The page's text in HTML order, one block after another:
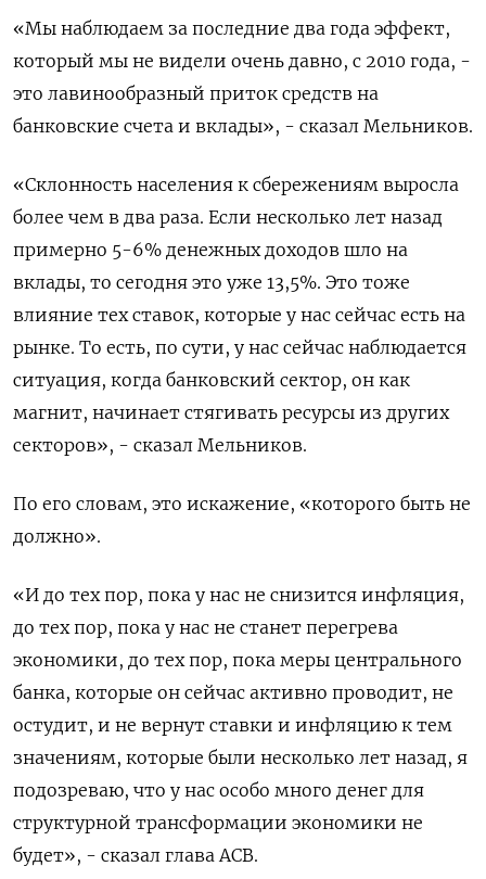
«Мы наблюдаем за последние два года эффект,
который мы не видели очень давно, с 2010 года, -
это лавинообразный приток средств на
банковские счета и вклады», - сказал Мельников.
«Склонность населения к сбережениям выросла
более чем в два раза. Если несколько лет назад
примерно 5-6% денежных доходов шло на
вклады, то сегодня это уже 13,5%. Это тоже
влияние тех ставок, которые у нас сейчас есть на
рынке. То есть, по сути, у нас сейчас наблюдается
ситуация, когда банковский сектор, он как
магнит, начинает стягивать ресурсы из других
секторов», - сказал Мельников.
По его словам, это искажение, «которого быть не
должно».
«И до тех пор, пока у нас не снизится инфляция,
до тех пор, пока у нас не станет перегрева
экономики, до тех пор, пока меры центрального
банка, которые он сейчас активно проводит, не
остудит, и не вернут ставки и инфляцию к тем
значениям, которые были несколько лет назад, я
подозреваю, что у нас особо много денег для
структурной трансформации экономики не
будет», - сказал глава АСВ.